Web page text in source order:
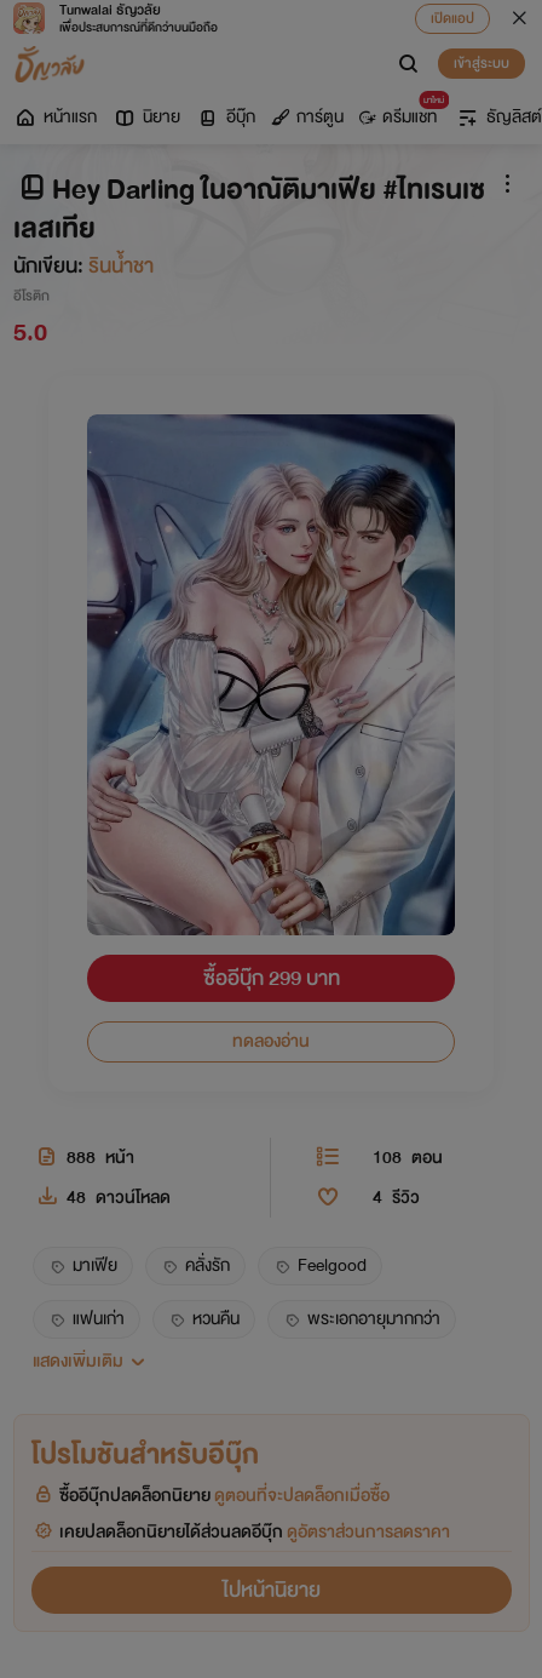
Tunwalai ธัญวลัย
เพื่อประสบการณ์ที่ดีกว่าบนมือถือ
เปิดแอป
เข้าสู่ระบบ
หน้าแรก นิยาย อีบุ๊ก การ์ตูน
มาใหม่
ดรีมแชท ธัญลิสต์
Hey Darling ในอาณัติมาเฟีย #ไทเรนเซ
เลสเทีย
นักเขียน:รินน้ำชา
อีโรติก
5.0
ซื้ออีบุ๊ก 299 บาท
ทดลองอ่าน
888 หน้า 108 ตอน
48 ดาวน์โหลด 4 รีวิว
มาเฟีย คลั่งรัก
Feelgood
แฟนเก่า
หวนคืน
พระเอกอายุมากกว่า
ไทป์หมาแก่
แสดงเพิ่มเติม
โปรโมชันสำหรับอีบุ๊ก
ซื้ออีบุ๊กปลดล็อกนิยายดูตอนที่จะปลดล็อกเมื่อซื้อ
เคยปลดล็อกนิยายได้ส่วนลดอีบุ๊ก ดูอัตราส่วนการลดราคา
ไปหน้านิยาย